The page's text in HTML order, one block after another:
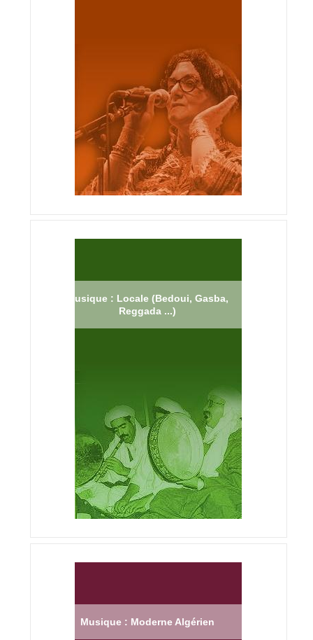
Musique : Locale (Bedoui, Gasba,
Reggada ...)
Musique : Moderne Algérien